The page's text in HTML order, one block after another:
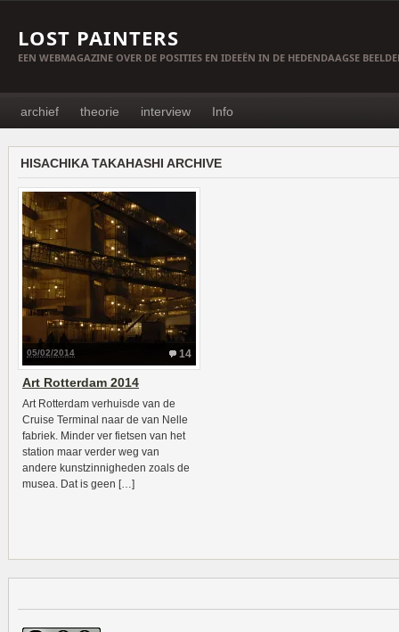
LOST PAINTERS
EEN WEBMAGAZINE OVER DE POSITIES EN IDEEËN IN DE HEDENDAAGSE
archief theorie interview Info
HISACHIKA TAKAHASHI ARCHIVE
14
05/02/2014
Art Rotterdam 2014
Art Rotterdam verhuisde van de
Cruise Terminal naar de van Nelle
fabriek. Minder ver fietsen van het
station maar verder weg van
andere kunstzinnigheden zoals de
musea. Dat is geen […]